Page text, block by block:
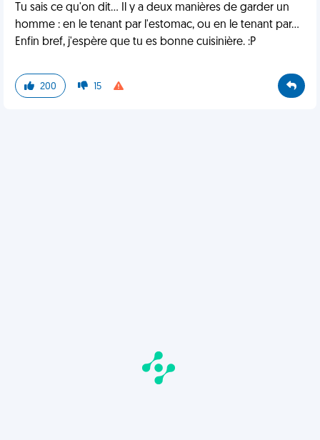
Tu sais ce qu'on dit... Il y a deux manières de garder un
homme : en le tenant par l'estomac, ou en le tenant par...
Enfin bref, j'espère que tu es bonne cuisinière. :P
200 15